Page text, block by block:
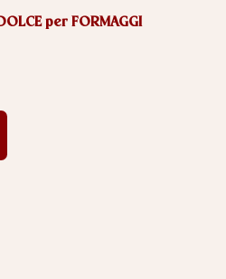
per FORMAGGI